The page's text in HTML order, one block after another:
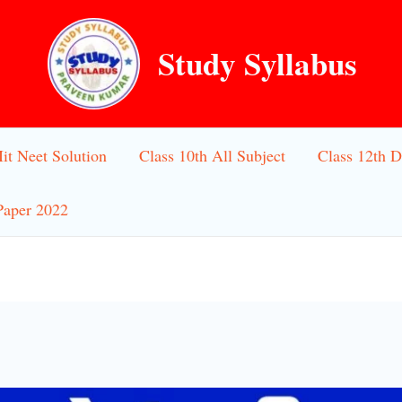
Study Syllabus
Neet Solution Class 10th All Subject Class 12th
2022